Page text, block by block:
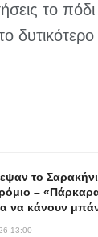
το πόδι
το
–
να κάνουν
13:00